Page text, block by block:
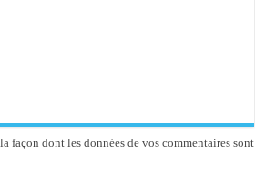
façon dont les données de vos commentaires sont